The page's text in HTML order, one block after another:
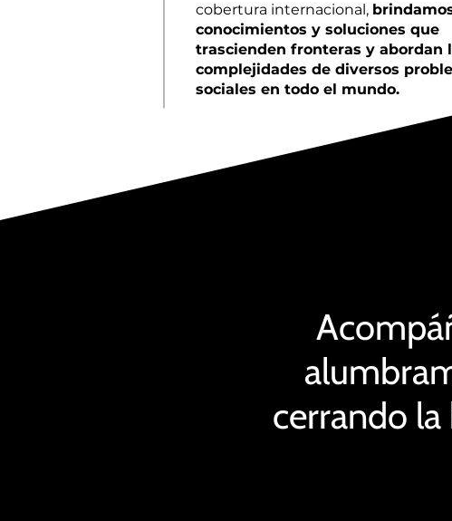
cobertura internacional,
conocimientos y soluciones que
trascienden fronteras y abordan
complejidades de diversos
sociales en todo el mundo.
cerrando